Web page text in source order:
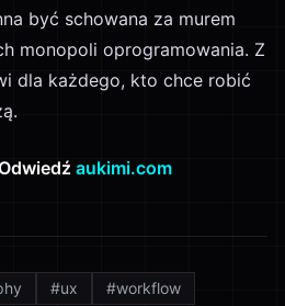
być schowana za murem
monopoli oprogramowania. Z
dla każdego, kto chce robić
aukimi.com
#ux #workflow